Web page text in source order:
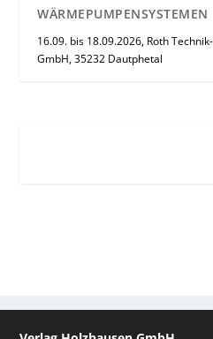
WÄRMEPUMPENSYSTEMEN
16.09. bis 18.09.2026, Roth
GmbH, 35232 Dautphetal